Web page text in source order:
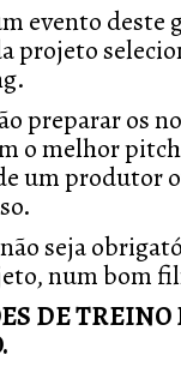
evento
projeto
preparar os
o melhor
um produtor
seja
num bom
DE